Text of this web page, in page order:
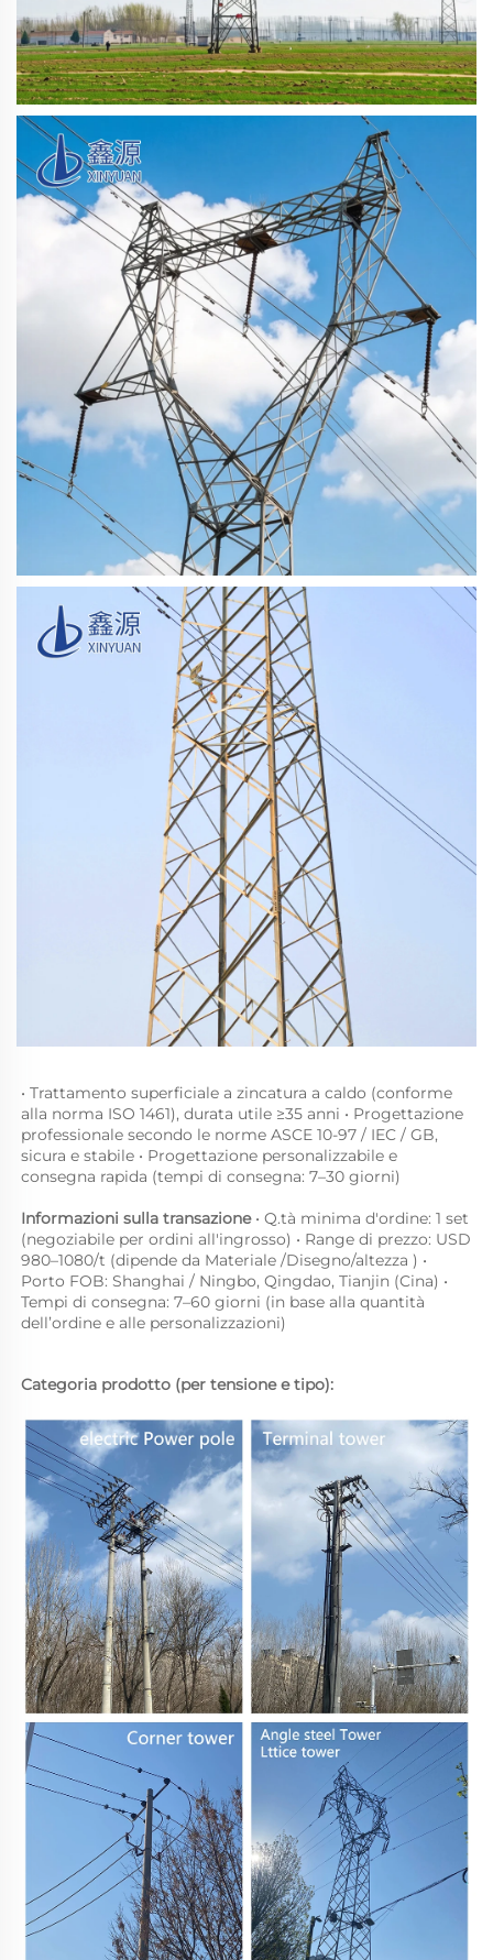
• Trattamento superficiale a zincatura a caldo (conforme
alla norma ISO 1461), durata utile ≥35 anni • Progettazione
professionale secondo le norme ASCE 10-97 / IEC / GB,
sicura e stabile • Progettazione personalizzabile e
consegna rapida (tempi di consegna: 7–30 giorni)
Informazioni sulla transazione • Q.tà minima d'ordine: 1 set
(negoziabile per ordini all'ingrosso) • Range di prezzo: USD
980–1080/t (dipende da Materiale /Disegno/altezza ) •
Porto FOB: Shanghai / Ningbo, Qingdao, Tianjin (Cina) •
Tempi di consegna: 7–60 giorni (in base alla quantità
dell’ordine e alle personalizzazioni)
Categoria prodotto (per tensione e tipo):